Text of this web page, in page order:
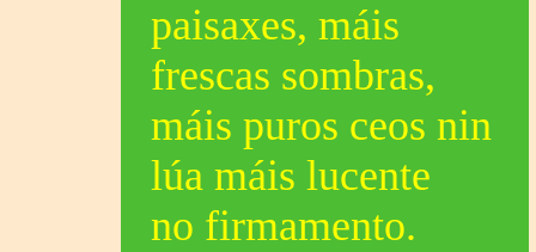
paisaxes, máis
frescas sombras,
máis puros ceos nin
lúa máis lucente
no firmamento.